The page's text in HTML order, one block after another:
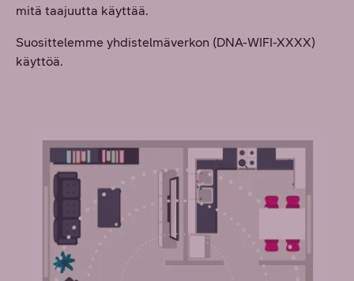
mitä taajuutta käyttää.
Suosittelemme yhdistelmäverkon (DNA-WIFI-XXXX)
käyttöä.